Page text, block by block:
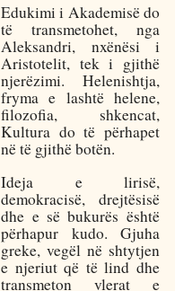
Edukimi i Akademisë do
të transmetohet, nga
Aleksandri, nxënësi i
Aristotelit, tek i gjithë
njerëzimi. Helenishtja,
fryma e lashtë helene,
filozofia, shkencat,
Kultura do të përhapet
në të gjithë botën.
Ideja e lirisë,
demokracisë, drejtësisë
dhe e së bukurës është
përhapur kudo. Gjuha
greke, vegël në shtytjen
e njeriut që të lind dhe
transmeton vlerat e